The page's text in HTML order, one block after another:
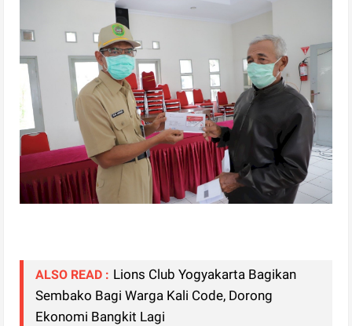
ALSO READ : Lions Club Yogyakarta Bagikan
Sembako Bagi Warga Kali Code, Dorong
Ekonomi Bangkit Lagi